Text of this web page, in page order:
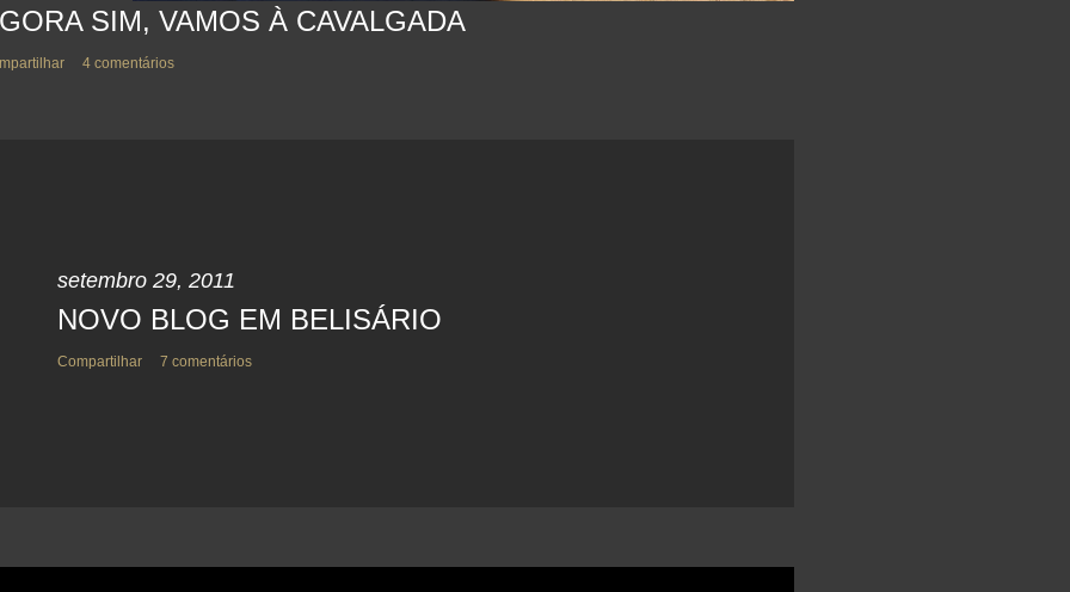
SIM, VAMOS À CAVALGADA
4 comentários
setembro 29, 2011
NOVO BLOG EM BELISÁRIO
Compartilhar 7 comentários